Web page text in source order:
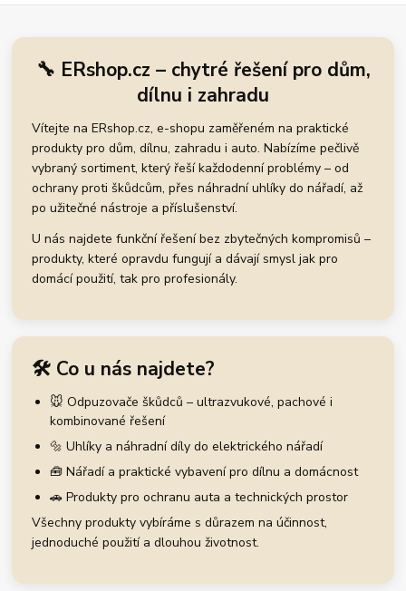
🔧 ERshop.cz – chytré řešení pro dům,
dílnu i zahradu
Vítejte na ERshop.cz, e-shopu zaměřeném na praktické
produkty pro dům, dílnu, zahradu i auto. Nabízíme pečlivě
vybraný sortiment, který řeší každodenní problémy – od
ochrany proti škůdcům, přes náhradní uhlíky do nářadí, až
po užitečné nástroje a příslušenství.
U nás najdete funkční řešení bez zbytečných kompromisů –
produkty, které opravdu fungují a dávají smysl jak pro
domácí použití, tak pro profesionály.
🛠️ Co u nás najdete?
🐭 Odpuzovače škůdců – ultrazvukové, pachové i
kombinované řešení
🔩 Uhlíky a náhradní díly do elektrického nářadí
🧰 Nářadí a praktické vybavení pro dílnu a domácnost
🚗 Produkty pro ochranu auta a technických prostor
Všechny produkty vybíráme s důrazem na účinnost,
jednoduché použití a dlouhou životnost.